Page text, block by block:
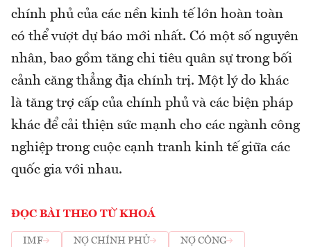
chính phủ của các nền kinh tế lớn hoàn toàn
có thể vượt dự báo mới nhất. Có một số nguyên
nhân, bao gồm tăng chi tiêu quân sự trong bối
cảnh căng thẳng địa chính trị. Một lý do khác
là tăng trợ cấp của chính phủ và các biện pháp
khác để cải thiện sức mạnh cho các ngành công
nghiệp trong cuộc cạnh tranh kinh tế giữa các
quốc gia với nhau.
ĐỌC BÀI THEO TỪ KHOÁ
IMF NỢ CHÍNH PHỦ
NỢ CÔNG